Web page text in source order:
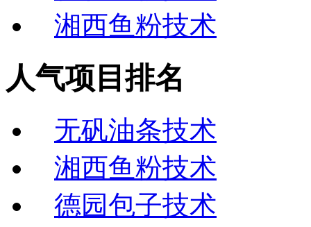
湘西鱼粉技术
人气项目排名
无矾油条技术
湘西鱼粉技术
德园包子技术